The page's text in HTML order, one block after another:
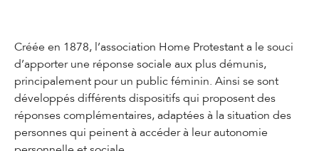
Créée en 1878, l’association Home Protestant a le souci
d’apporter une réponse sociale aux plus démunis,
principalement pour un public féminin. Ainsi se sont
développés différents dispositifs qui proposent des
réponses complémentaires, adaptées à la situation des
personnes qui peinent à accéder à leur autonomie